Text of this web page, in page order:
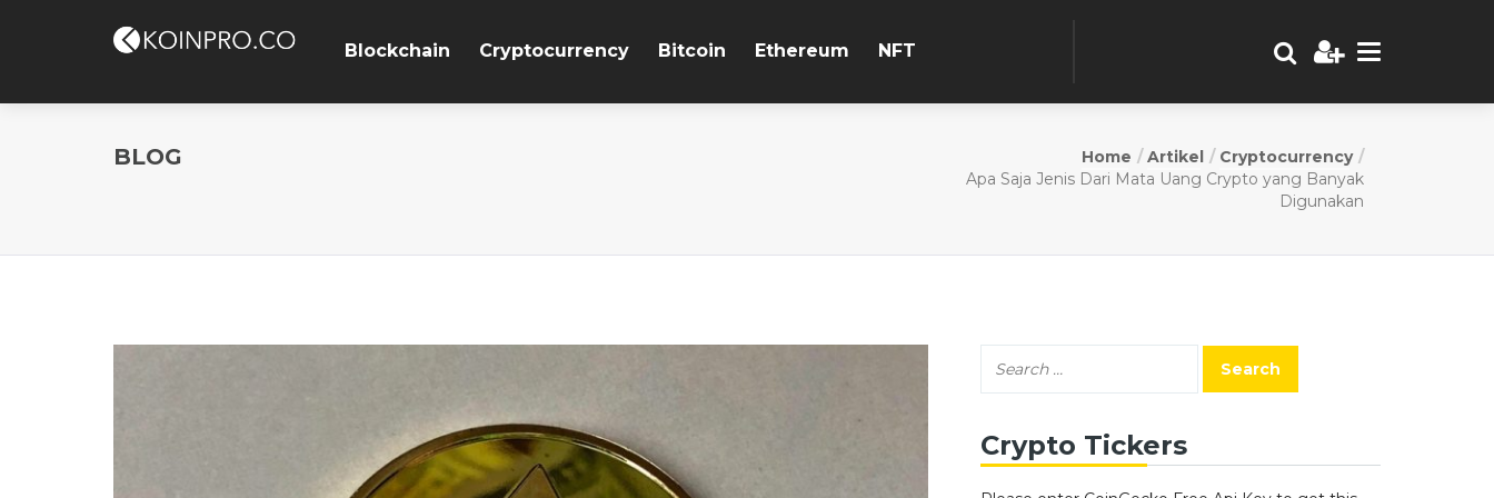
Blockchain Cryptocurrency Bitcoin Ethereum NFT
BLOG Home Artikel
Cryptocurrency
Apa Saja Jenis Dari Mata Uang Crypto yang Banyak
Digunakan
Crypto Tickers